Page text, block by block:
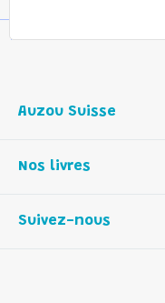
Auzou Suisse
Notre histoire
Contactez-nous
Nos livres
Livres enfants
Suivez-nous